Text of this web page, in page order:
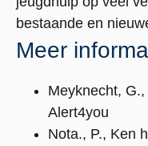
bestaande en
Meer
Meyknecht,
Alert4you
Nota., P., Ken